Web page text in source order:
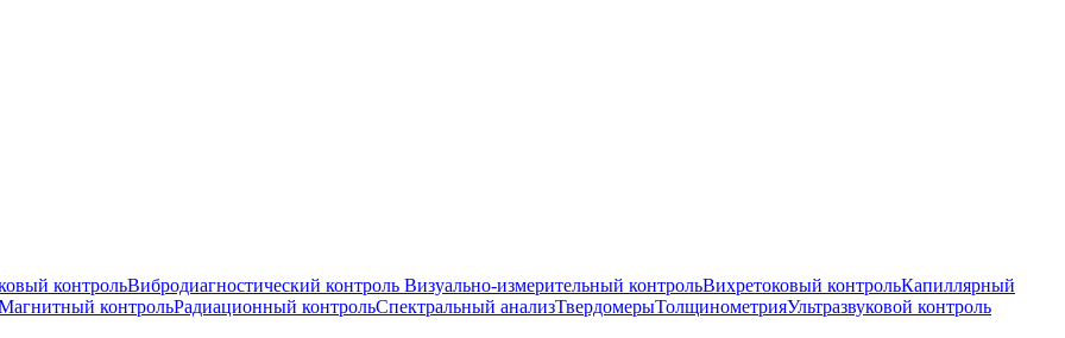
контрольВибродиагностический контроль Визуально-измерительный контрольВихретоковый контрольКапиллярный
контрольРадиационный контрольСпектральный анализТвердомерыТолщинометрияУльтразвуковой контроль